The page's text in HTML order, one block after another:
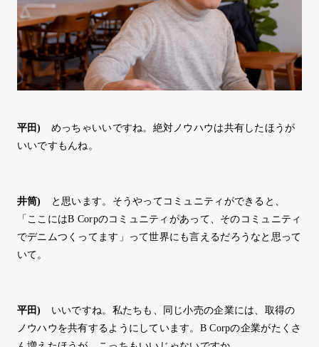
平田)
めっちゃいいですね。絶対ノウハウは共有したほうが
いいですもんね。
井筒)
と思います。そうやってコミュニティができると、
「ここにはB Corpのコミュニティがあって、そのコミュニティ
でデニムつくってます」って世界にも言えるだろうなと思って
いて。
平田)
いいですね。私たちも、同じ小売の企業には、取得の
ノウハウを共有するようにしています。B Corpの企業がたくさ